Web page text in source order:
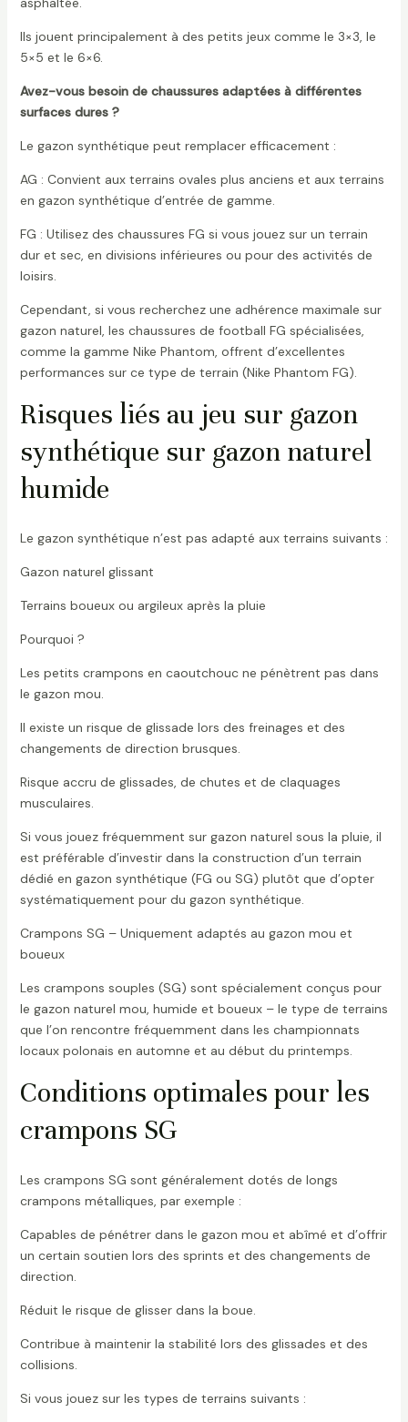
Ils jouent principalement à des petits jeux comme le 3×3, le
5×5 et le 6×6.
Avez-vous besoin de chaussures adaptées à différentes
surfaces dures ?
Le gazon synthétique peut remplacer efficacement :
AG : Convient aux terrains ovales plus anciens et aux terrains
en gazon synthétique d’entrée de gamme.
FG : Utilisez des chaussures FG si vous jouez sur un terrain
dur et sec, en divisions inférieures ou pour des activités de
loisirs.
Cependant, si vous recherchez une adhérence maximale sur
gazon naturel, les chaussures de football FG spécialisées,
comme la gamme Nike Phantom, offrent d’excellentes
performances sur ce type de terrain (Nike Phantom FG).
Risques liés au jeu sur gazon
synthétique sur gazon naturel
humide
Le gazon synthétique n’est pas adapté aux terrains suivants :
Gazon naturel glissant
Terrains boueux ou argileux après la pluie
Pourquoi ?
Les petits crampons en caoutchouc ne pénètrent pas dans
le gazon mou.
Il existe un risque de glissade lors des freinages et des
changements de direction brusques.
Risque accru de glissades, de chutes et de claquages ​​
musculaires.
Si vous jouez fréquemment sur gazon naturel sous la pluie, il
est préférable d’investir dans la construction d’un terrain
dédié en gazon synthétique (FG ou SG) plutôt que d’opter
systématiquement pour du gazon synthétique.
Crampons SG – Uniquement adaptés au gazon mou et
boueux
Les crampons souples (SG) sont spécialement conçus pour
le gazon naturel mou, humide et boueux – le type de terrains
que l’on rencontre fréquemment dans les championnats
locaux polonais en automne et au début du printemps.
Conditions optimales pour les
crampons SG
Les crampons SG sont généralement dotés de longs
crampons métalliques, par exemple :
Capables de pénétrer dans le gazon mou et abîmé et d’offrir
un certain soutien lors des sprints et des changements de
direction.
Réduit le risque de glisser dans la boue.
Contribue à maintenir la stabilité lors des glissades et des
collisions.
Si vous jouez sur les types de terrains suivants :